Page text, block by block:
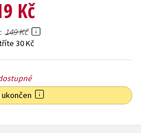
Kč
149 Kč
30 Kč